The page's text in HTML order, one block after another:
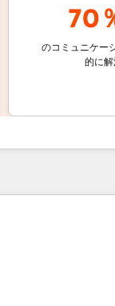
70％+
のコミュニケーション
的に解決